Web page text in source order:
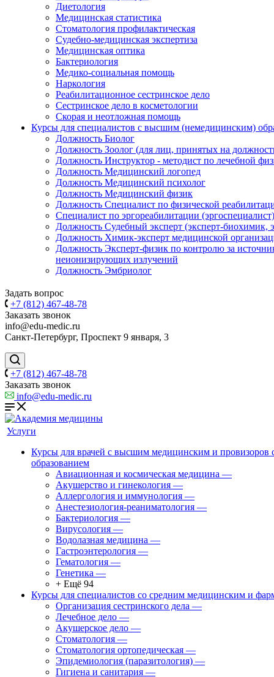
Диетология
Медицинская статистика
Стоматология профилактическая
Судебно-медицинская экспертиза
Медицинская оптика
Бактериология
Медико-социальная помощь
Наркология
Реабилитационное сестринское дело
Сестринское дело в косметологии
Скорая и неотложная помощь
Курсы для специалистов с высшим (немедицинским)
Должность Биолог
Должность Зоолог (для лиц, принятых на
Должность Инструктор - методист по лечебной
Должность Медицинский логопед
Должность Медицинский психолог
Должность Медицинский физик
Должность Специалист по физической
Специалист по эргореабилитации (эргоспециалист)
Должность Судебный эксперт (эксперт-биохимик,
Должность Химик-эксперт медицинской
Должность Эксперт-физик по контролю за
неионизирующих излучений
Должность Эмбриолог
Задать вопрос
+7 (812) 467-48-78
Заказать звонок
info@edu-medic.ru
Санкт-Петербург, Проспект 9 января, 3
+7 (812) 467-48-78
Заказать звонок
info@edu-medic.ru
Услуги
Курсы для врачей с высшим медицинским и
образованием
Авиационная и космическая медицина —
Акушерство и гинекология —
Аллергология и иммунология —
Анестезиология-реаниматология —
Бактериология —
Вирусология —
Водолазная медицина —
Гастроэнтерология —
Гематология —
Генетика —
+ Ещё 94
Курсы для специалистов со средним медицинским и
Организация сестринского дела —
Лечебное дело —
Акушерское дело —
Стоматология —
Стоматология ортопедическая —
Эпидемиология (паразитология) —
Гигиена и санитария —